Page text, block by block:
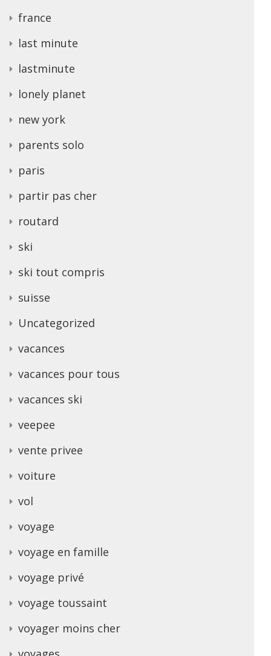
france
last minute
lastminute
lonely planet
new york
parents solo
paris
partir pas cher
routard
ski
ski tout compris
suisse
Uncategorized
vacances
vacances pour tous
vacances ski
veepee
vente privee
voiture
vol
voyage
voyage en famille
voyage privé
voyage toussaint
voyager moins cher